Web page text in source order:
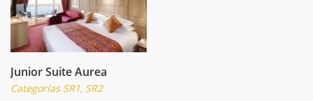
Junior Suite Aurea
Categorías SR1, SR2